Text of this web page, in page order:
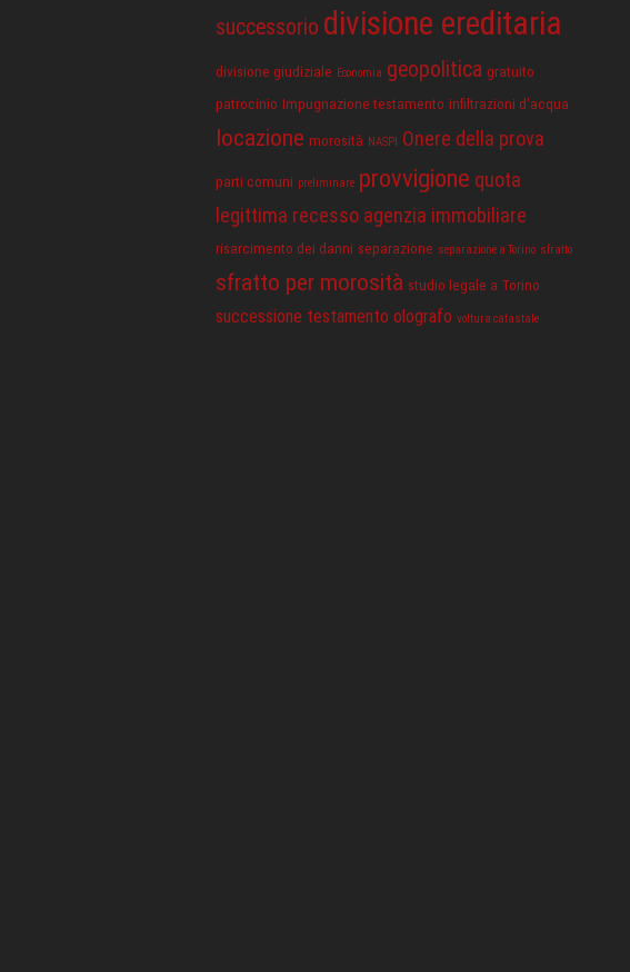
successorio divisione ereditaria
divisione giudiziale Economia geopolitica gratuito
patrocinio Impugnazione testamento infiltrazioni d'acqua
locazione morosità NASPI Onere della prova
parti comuni preliminare provvigione quota
legittima recesso agenzia immobiliare
risarcimento dei danni separazione separazione a Torino sfratto
sfratto per morosità studio legale a Torino
successione testamento olografo voltura catastale